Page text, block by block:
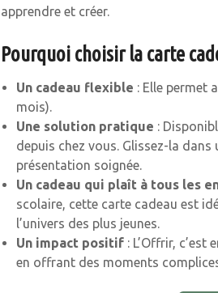
apprendre et créer.
Pourquoi choisir la carte
Un cadeau flexible : Elle permet
mois).
Une solution pratique :
depuis chez vous. Glissez-la
présentation soignée.
Un cadeau qui plaît à tous les
scolaire, cette carte cadeau est
l’univers des plus jeunes.
Un impact positif: L’Offrir, c’est
en offrant des moments